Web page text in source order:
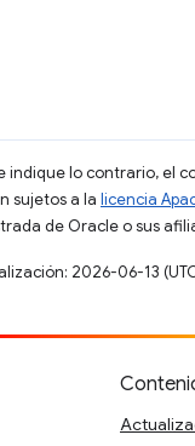
indique lo contrario, el
sujetos a la licencia
de Oracle o sus
2026-06-13